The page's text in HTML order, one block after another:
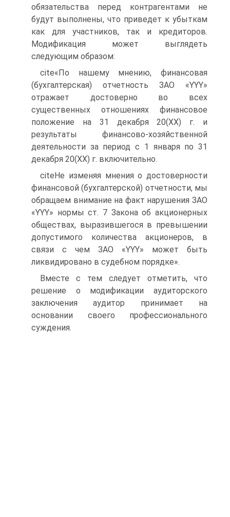
обязательства перед контрагентами не
будут выполнены, что приведет к убыткам
как для участников, так и кредиторов.
Модификация может выглядеть
следующим образом:
cite«По нашему мнению, финансовая
(бухгалтерская) отчетность ЗАО «YYY»
отражает достоверно во всех
существенных отношениях финансовое
положение на 31 декабря 20(ХХ) г. и
результаты финансово‑хозяйственной
деятельности за период с 1 января по 31
декабря 20(ХХ) г. включительно.
citeНе изменяя мнения о достоверности
финансовой (бухгалтерской) отчетности, мы
обращаем внимание на факт нарушения ЗАО
«YYY» нормы ст. 7 Закона об акционерных
обществах, выразившегося в превышении
допустимого количества акционеров, в
связи с чем ЗАО «YYY» может быть
ликвидировано в судебном порядке».
Вместе с тем следует отметить, что
решение о модификации аудиторского
заключения аудитор принимает на
основании своего профессионального
суждения.